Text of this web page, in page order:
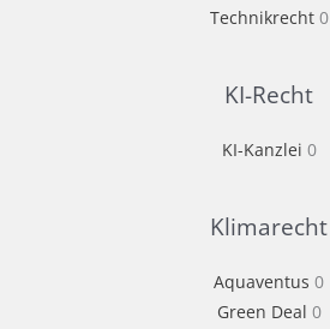
Technikrecht0
KI-Recht
KI-Kanzlei 0
Klimarecht
Aquaventus 0
Green Deal 0